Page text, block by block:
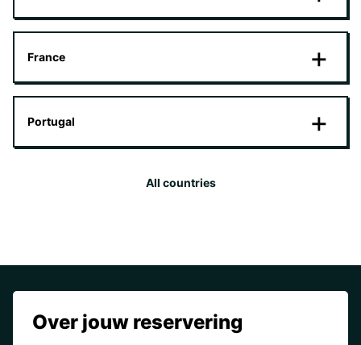
France
Portugal
All countries
Over jouw reservering